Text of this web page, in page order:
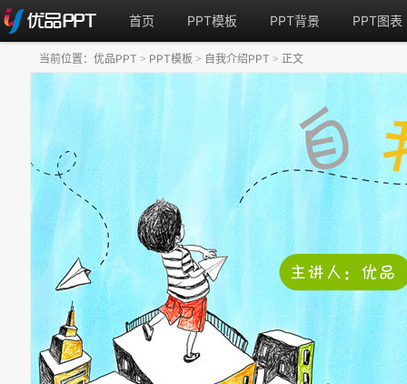
首页 PPT模板 PPT背景 PPT图表
当前位置： 优品PPT > PPT模板 > 自我介绍PPT > 正文